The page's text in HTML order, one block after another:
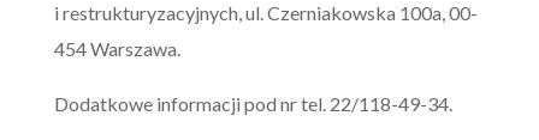
i restrukturyzacyjnych, ul. Czerniakowska 100a, 00-
454 Warszawa.
Dodatkowe informacji pod nr tel. 22/118-49-34.